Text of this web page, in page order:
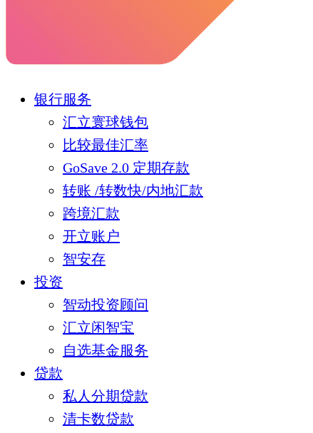
银行服务
汇立寰球钱包
比较最佳汇率
GoSave 2.0 定期存款
转账 /转数快/内地汇款
跨境汇款
开立账户
智安存
投资
智动投资顾问
汇立闲智宝
自选基金服务
贷款
私人分期贷款
清卡数贷款